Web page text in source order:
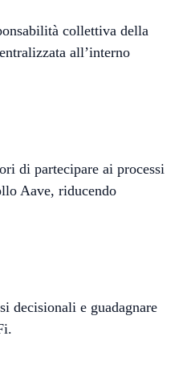
collettiva della
all’interno
di partecipare ai processi
Aave, riducendo
decisionali e guadagnare